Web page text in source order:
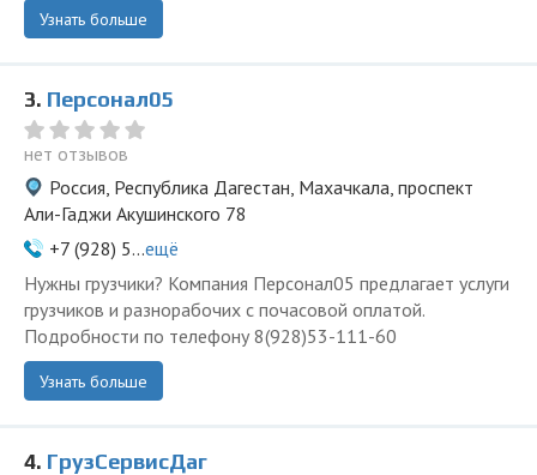
Узнать больше
3. Персонал05
нет отзывов
Россия, Республика Дагестан, Махачкала, проспект
Али-Гаджи Акушинского 78
+7 (928) 5...ещё
Нужны грузчики? Компания Персонал05 предлагает услуги
грузчиков и разнорабочих с почасовой оплатой.
Подробности по телефону 8(928)53-111-60
Узнать больше
4. ГрузСервисДаг